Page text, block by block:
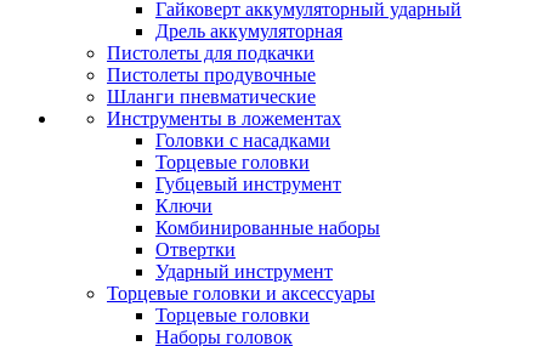
Гайковерт аккумуляторный ударный
Дрель аккумуляторная
Пистолеты для подкачки
Пистолеты продувочные
Шланги пневматические
Инструменты в ложементах
Головки с насадками
Торцевые головки
Губцевый инструмент
Ключи
Комбинированные наборы
Отвертки
Ударный инструмент
Торцевые головки и аксессуары
Торцевые головки
Наборы головок